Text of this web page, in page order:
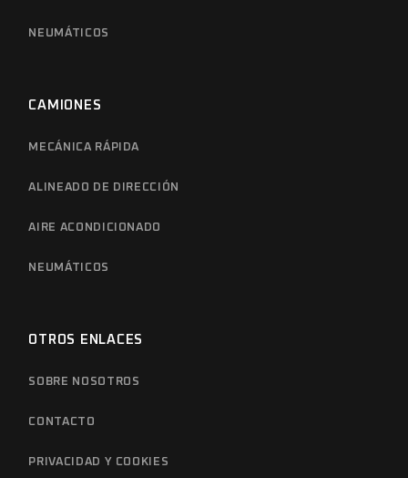
NEUMÁTICOS
CAMIONES
MECÁNICA RÁPIDA
ALINEADO DE DIRECCIÓN
AIRE ACONDICIONADO
NEUMÁTICOS
OTROS ENLACES
SOBRE NOSOTROS
CONTACTO
PRIVACIDAD Y COOKIES